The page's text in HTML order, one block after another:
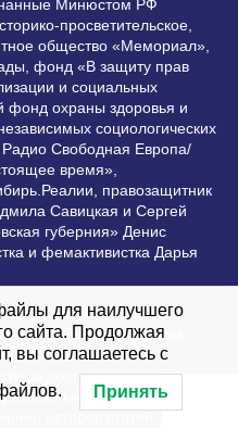
Минюстом РФ
просветительское,
общество «Мемориал»,
фонд «В защиту прав
и социальных
фонд охраны здоровья и
социологических
Свободная Европа/
время»,
правозащитник
Савицкая и Сергей
губерния» Денис
и фемактивистка Дарья
законом. Любое
допустимо при условии
Vesti.UZ.
за достоверность
объявлениях.
для наилучшего
сайта. Продолжая
вы соглашаетесь с
Принять